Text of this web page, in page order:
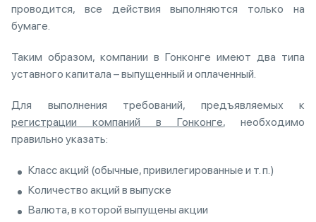
проводится, все действия выполняются только на
бумаге.
Таким образом, компании в Гонконге имеют два типа
уставного капитала – выпущенный и оплаченный.
Для выполнения требований, предъявляемых к
регистрации компаний в Гонконге, необходимо
правильно указать:
Класс акций (обычные, привилегированные и т. п.)
Количество акций в выпуске
Валюта, в которой выпущены акции